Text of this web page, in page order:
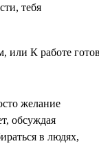
тебя
желание
обсуждая
в людях,